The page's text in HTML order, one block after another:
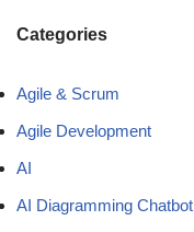
Categories
Agile & Scrum
Agile Development
AI
AI Diagramming Chatbot